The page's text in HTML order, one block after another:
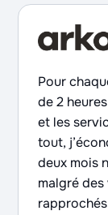
Pour
de 2
et les
tout,
deux mois
malgré